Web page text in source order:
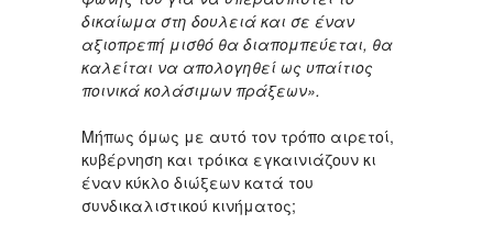
δικαίωμα στη δουλειά και σε έναν
αξιοπρεπή μισθό θα διαπομπεύεται, θα
καλείται να απολογηθεί ως υπαίτιος
ποινικά κολάσιμων πράξεων».
Μήπως όμως με αυτό τον τρόπο αιρετοί,
κυβέρνηση και τρόικα εγκαινιάζουν κι
έναν κύκλο διώξεων κατά του
συνδικαλιστικού κινήματος;